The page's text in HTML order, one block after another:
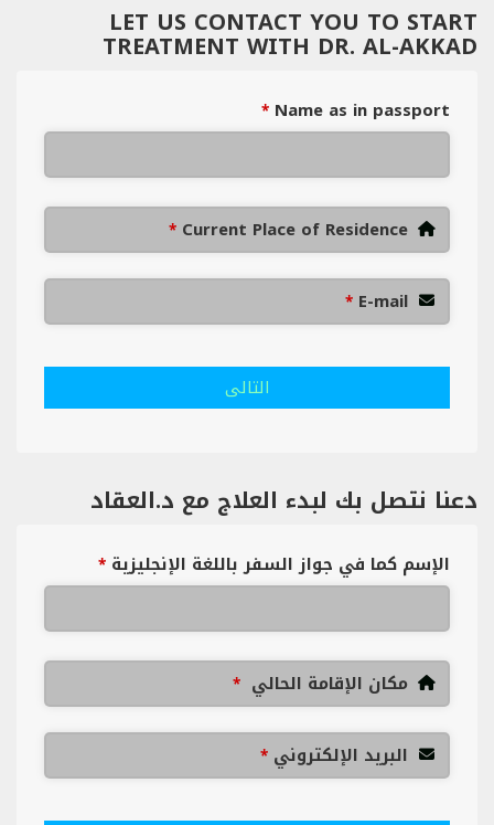
LET US CONTACT YOU TO START
TREATMENT WITH DR. AL-AKKAD
Name as in passport
*
Current Place of Residence
*
E-mail
*
التالى
دعنا نتصل بك لبدء العلاج مع د.العقاد
الإسم كما في جواز السفر باللغة الإنجليزية *
مكان الإقامة الحالي *
البريد الإلكتروني *